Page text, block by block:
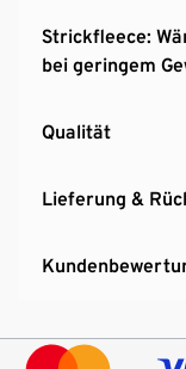
Strickfleece:
bei geringem
Qualität
Lieferung &